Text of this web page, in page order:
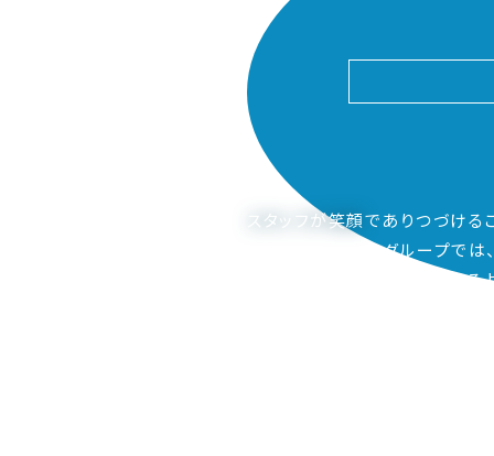
スタッフが笑顔でありつづける
ピアーサーティーグループでは
ご家族も笑顔になってもらえる